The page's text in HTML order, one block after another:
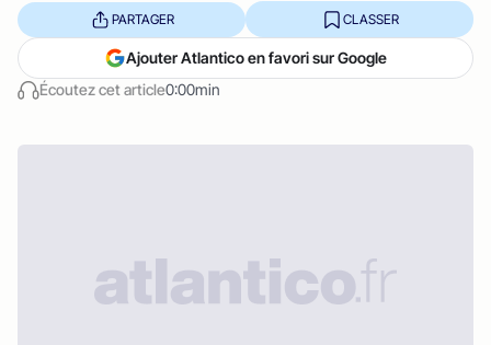
Écoutez cet article0:00min
PARTAGER CLASSER
Ajouter Atlantico en favori sur Google